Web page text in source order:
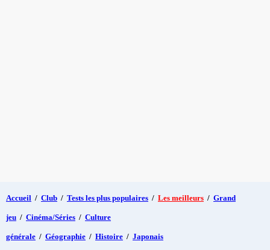
Accueil / Club / Tests les plus populaires / Les meilleurs / Grand
jeu / Cinéma/Séries / Culture
générale / Géographie / Histoire / Japonais